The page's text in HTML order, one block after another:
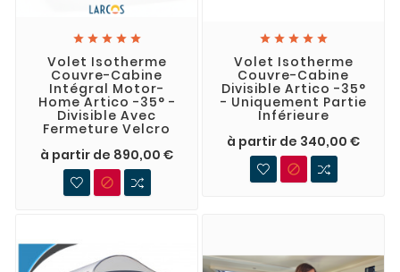
    
Volet Isotherme
Couvre-Cabine
Intégral Motor-
Home Artico -35° -
Divisible Avec
Fermeture Velcro
à partir de 890,00 €

    
Volet Isotherme
Couvre-Cabine
Divisible Artico -35°
- Uniquement Partie
Inférieure
à partir de 340,00 €
